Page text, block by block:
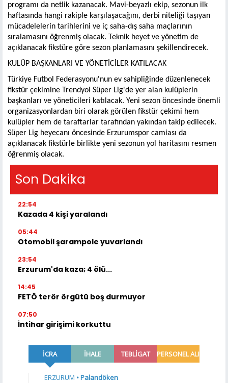
programı da netlik kazanacak. Mavi-beyazlı ekip, sezonun ilk
haftasında hangi rakiple karşılaşacağını, derbi niteliği taşıyan
mücadelelerin tarihlerini ve iç saha-dış saha maçlarının
sıralamasını öğrenmiş olacak. Teknik heyet ve yönetim de
açıklanacak fikstüre göre sezon planlamasını şekillendirecek.
KULÜP BAŞKANLARI VE YÖNETİCİLER KATILACAK
Türkiye Futbol Federasyonu'nun ev sahipliğinde düzenlenecek
fikstür çekimine Trendyol Süper Lig'de yer alan kulüplerin
başkanları ve yöneticileri katılacak. Yeni sezon öncesinde önemli
organizasyonlardan biri olarak görülen fikstür çekimi hem
kulüpler hem de taraftarlar tarafından yakından takip edilecek.
Süper Lig heyecanı öncesinde Erzurumspor camiası da
açıklanacak fikstürle birlikte yeni sezonun yol haritasını resmen
öğrenmiş olacak.
Son Dakika
22:54
Kazada 4 kişi yaralandı
05:44
Otomobil şarampole yuvarlandı
23:54
Erzurum'da kaza; 4 ölü...
14:45
FETÖ terör örgütü boş durmuyor
07:50
İntihar girişimi korkuttu